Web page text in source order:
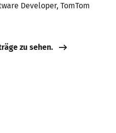
Developer, TomTom
zu sehen.